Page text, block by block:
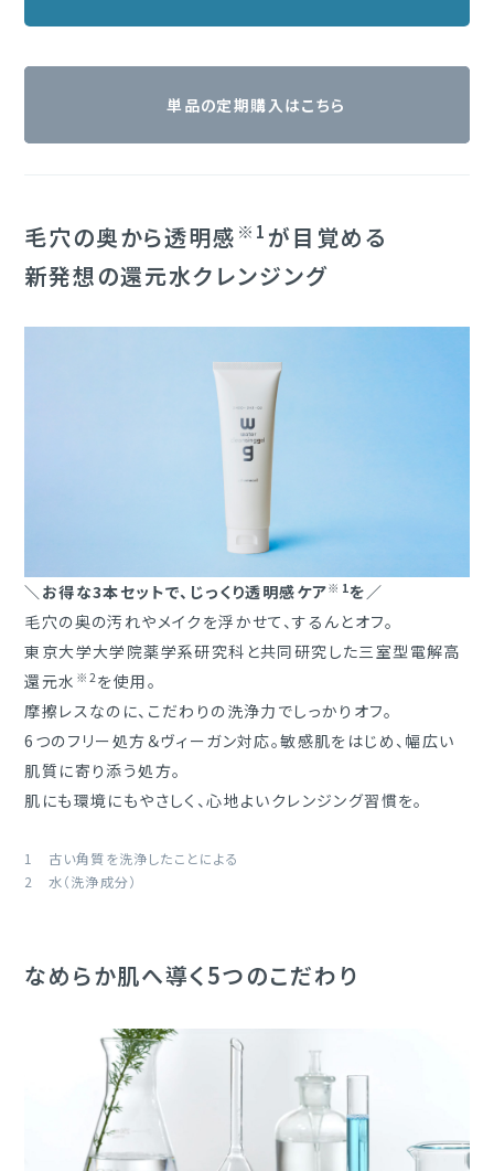
毛穴の奥から透明感 ※1 が目覚める
新発想の還元水クレンジング
＼お得な3本セットで、じっくり透明感ケア※1を／
毛穴の奥の汚れやメイクを浮かせて、するんとオフ。
東京大学大学院薬学系研究科と共同研究した三室型電解高
還元水 ※2 を使用。
摩擦レスなのに、こだわりの洗浄力でしっかりオフ。
6つのフリー処方＆ヴィーガン対応。敏感肌をはじめ、幅広い
肌質に寄り添う処方。
肌にも環境にもやさしく、心地よいクレンジング習慣を。
1 古い角質を洗浄したことによる
2 水（洗浄成分）
なめらか肌へ導く5つのこだわり
単品の定期購入はこちら